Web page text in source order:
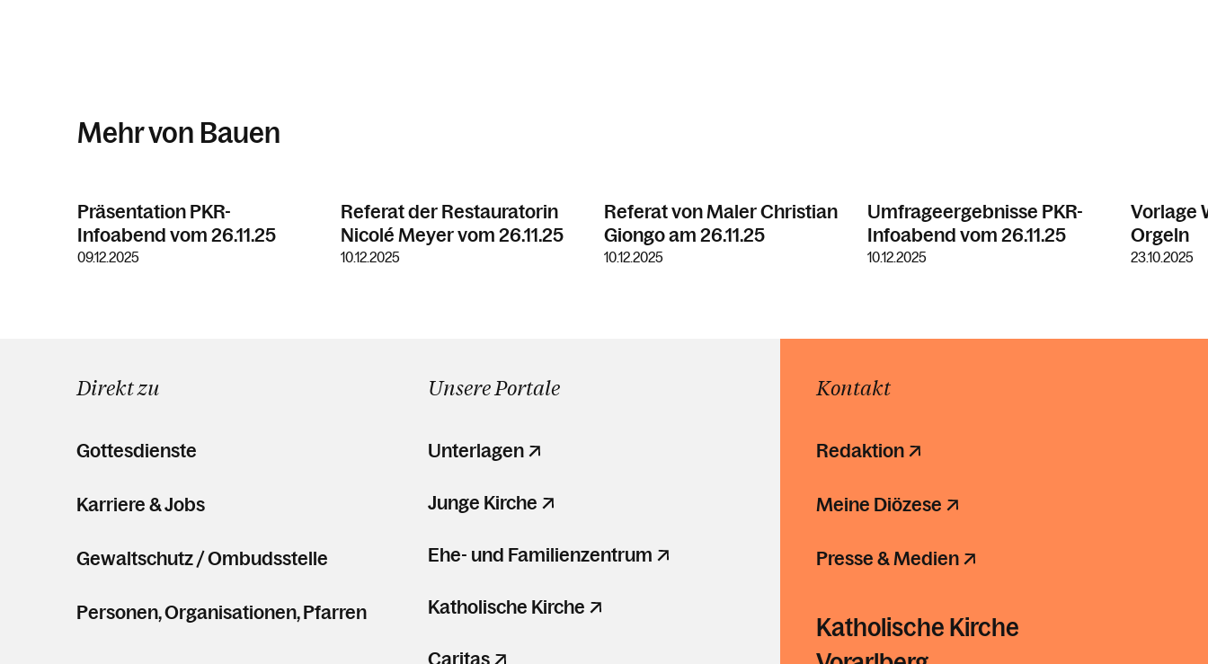
Mehr von Bauen
Präsentation PKR-
Infoabend vom 26.11.25
09.12.2025
Referat der Restauratorin
Nicolé Meyer vom 26.11.25
10.12.2025
Referat von Maler Christian
Giongo am 26.11.25
10.12.2025
Umfrageergebnisse PKR-
Infoabend vom 26.11.25
10.12.2025
Vorlage
Orgeln
23.10.2025
Direkt zu
Gottesdienste
Karriere & Jobs
Gewaltschutz / Ombudsstelle
Personen, Organisationen, Pfarren
Unsere Portale
Unterlagen
Junge Kirche
Ehe- und Familienzentrum
Katholische Kirche
Caritas
Kontakt
Redaktion
Meine Diözese
Presse & Medien
Katholische Kirche